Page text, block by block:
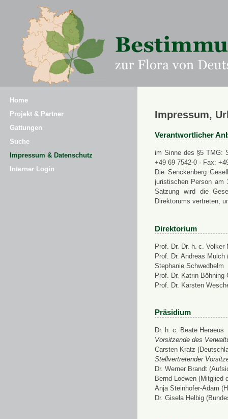
Home
Projekt & Partner
Gattungen
Suche
Impressum & Datenschutz
Interner Login
Impressum,
Verantwortlicher
im Sinne des §5 TMG:
+49 69 7542-0 · Fax:
Die Senckenberg
juristischen Person am
Satzung wird die
Direktorums vertreten,
Direktorium
Prof. Dr. Dr. h. c. Volker
Prof. Dr. Andreas
Stephanie Schwedhelm
Prof. Dr. Katrin
Prof. Dr. Karsten
Präsidium
Dr. h. c. Beate Heraeus
Vorsitzende des
Carsten Kratz
Stellvertretender
Dr. Werner Brandt
Bernd Loewen (Mitglied
Anja Steinhofer-Adam
Dr. Gisela Helbig